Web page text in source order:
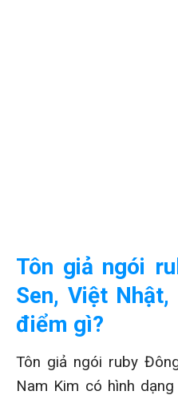
Tôn giả ngói
Sen, Việt
điểm gì?
Tôn giả ngói ruby
Nam Kim có hình